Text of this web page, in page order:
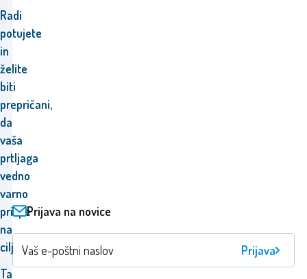
Radi
potujete
in
želite
biti
prepričani,
da
vaša
prtljaga
vedno
varno
prispe
na
cilj?
Ta
Prijava na novice
Prijava